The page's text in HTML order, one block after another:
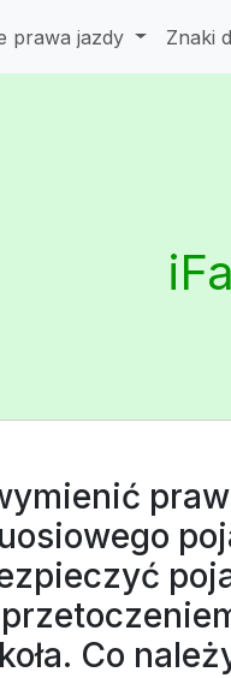
prawa jazdy Znaki
Co